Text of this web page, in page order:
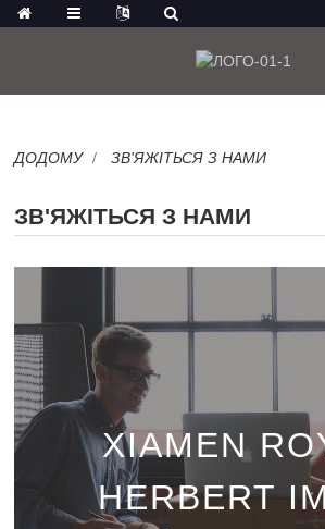
ДОДОМУ ЗВ'ЯЖІТЬСЯ З НАМИ
ЗВ'ЯЖІТЬСЯ З НАМИ
XIAMEN
HERBERT